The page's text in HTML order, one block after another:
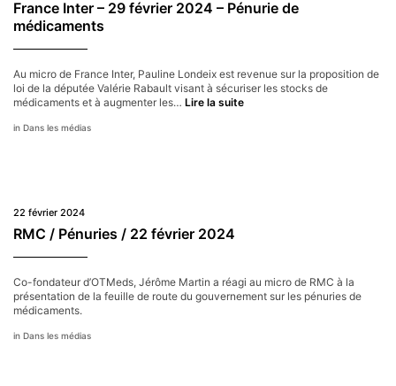
France Inter – 29 février 2024 – Pénurie de
médicaments
Au micro de France Inter, Pauline Londeix est revenue sur la proposition de
loi de la députée Valérie Rabault visant à sécuriser les stocks de
médicaments et à augmenter les… Lire la suiteFrance
Dans les médias
22 février 2024
RMC / Pénuries / 22 février 2024
Co-fondateur d’OTMeds, Jérôme Martin a réagi au micro de RMC à la
présentation de la feuille de route du gouvernement sur les pénuries de
médicaments.
Dans les médias